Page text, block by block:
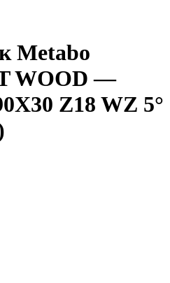
Metabo
WOOD —
Z18 WZ 5°